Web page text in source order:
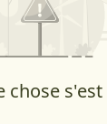
chose